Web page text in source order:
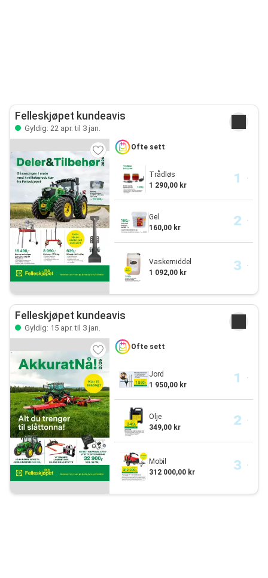
Felleskjøpet kundeavis
Gyldig: 22 apr. til 3 jan.
Ofte sett
Trådløs
1 290,00 kr
Gel
160,00 kr
Vaskemiddel
1 092,00 kr
Felleskjøpet kundeavis
Gyldig: 15 apr. til 3 jan.
Ofte sett
Jord
1 950,00 kr
Olje
349,00 kr
Mobil
312 000,00 kr